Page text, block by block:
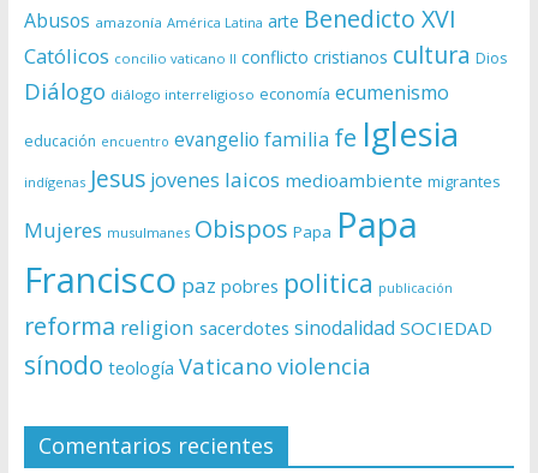
Abusos amazonía América Latina arte Benedicto XVI
Católicos concilio vaticano II conflicto cristianos cultura Dios
Diálogo diálogo interreligioso economía ecumenismo
educación encuentro evangelio familia fe Iglesia
indígenas Jesus jovenes laicos medioambiente migrantes
Mujeres musulmanes Obispos Papa Papa
Francisco paz pobres politica publicación
reforma religion sacerdotes sinodalidad SOCIEDAD
sínodo teología Vaticano violencia
Comentarios recientes